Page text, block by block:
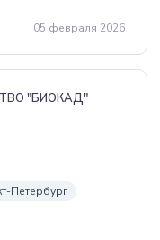
05 февраля 2026
"БИОКАД"
Петербург